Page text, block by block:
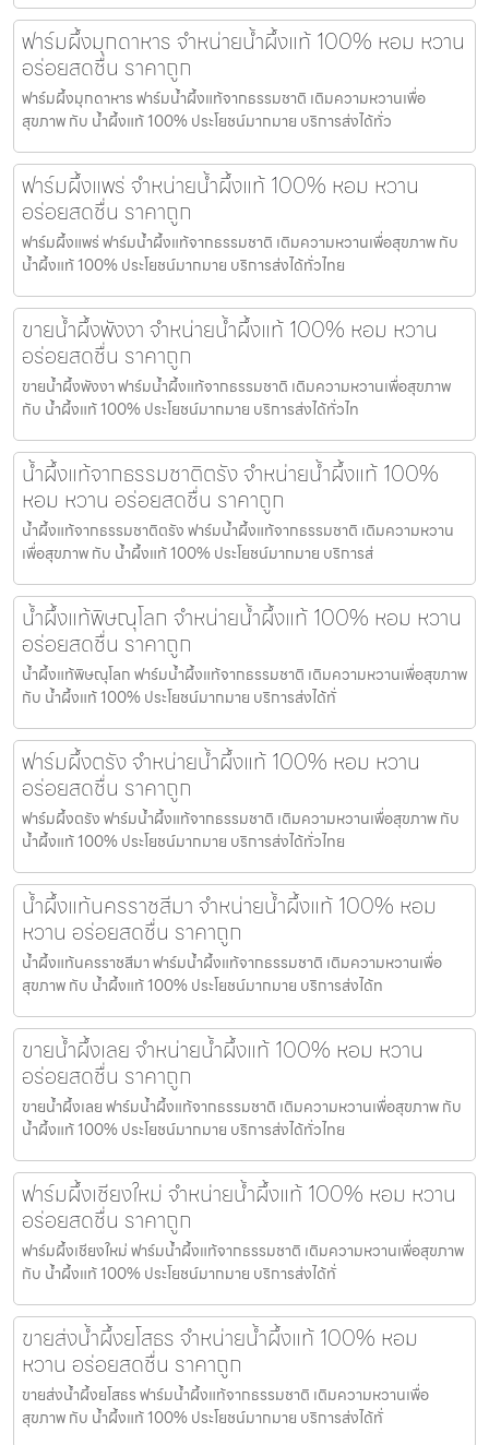
ฟาร์มผึ้งมุกดาหาร จำหน่ายน้ำผึ้งแท้ 100% หอม หวาน
อร่อยสดชื่น ราคาถูก
ฟาร์มผึ้งมุกดาหาร ฟาร์มน้ำผึ้งแท้จากธรรมชาติ เติมความหวานเพื่อ
สุขภาพ กับ น้ำผึ้งแท้ 100% ประโยชน์มากมาย บริการส่งได้ทั่ว
ฟาร์มผึ้งแพร่ จำหน่ายน้ำผึ้งแท้ 100% หอม หวาน
อร่อยสดชื่น ราคาถูก
ฟาร์มผึ้งแพร่ ฟาร์มน้ำผึ้งแท้จากธรรมชาติ เติมความหวานเพื่อสุขภาพ กับ
น้ำผึ้งแท้ 100% ประโยชน์มากมาย บริการส่งได้ทั่วไทย
ขายน้ำผึ้งพังงา จำหน่ายน้ำผึ้งแท้ 100% หอม หวาน
อร่อยสดชื่น ราคาถูก
ขายน้ำผึ้งพังงา ฟาร์มน้ำผึ้งแท้จากธรรมชาติ เติมความหวานเพื่อสุขภาพ
กับ น้ำผึ้งแท้ 100% ประโยชน์มากมาย บริการส่งได้ทั่วไท
น้ำผึ้งแท้จากธรรมชาติตรัง จำหน่ายน้ำผึ้งแท้ 100%
หอม หวาน อร่อยสดชื่น ราคาถูก
น้ำผึ้งแท้จากธรรมชาติตรัง ฟาร์มน้ำผึ้งแท้จากธรรมชาติ เติมความหวาน
เพื่อสุขภาพ กับ น้ำผึ้งแท้ 100% ประโยชน์มากมาย บริการส่
น้ำผึ้งแท้พิษณุโลก จำหน่ายน้ำผึ้งแท้ 100% หอม หวาน
อร่อยสดชื่น ราคาถูก
น้ำผึ้งแท้พิษณุโลก ฟาร์มน้ำผึ้งแท้จากธรรมชาติ เติมความหวานเพื่อสุขภาพ
กับ น้ำผึ้งแท้ 100% ประโยชน์มากมาย บริการส่งได้ทั่
ฟาร์มผึ้งตรัง จำหน่ายน้ำผึ้งแท้ 100% หอม หวาน
อร่อยสดชื่น ราคาถูก
ฟาร์มผึ้งตรัง ฟาร์มน้ำผึ้งแท้จากธรรมชาติ เติมความหวานเพื่อสุขภาพ กับ
น้ำผึ้งแท้ 100% ประโยชน์มากมาย บริการส่งได้ทั่วไทย
น้ำผึ้งแท้นครราชสีมา จำหน่ายน้ำผึ้งแท้ 100% หอม
หวาน อร่อยสดชื่น ราคาถูก
น้ำผึ้งแท้นครราชสีมา ฟาร์มน้ำผึ้งแท้จากธรรมชาติ เติมความหวานเพื่อ
สุขภาพ กับ น้ำผึ้งแท้ 100% ประโยชน์มากมาย บริการส่งได้ท
ขายน้ำผึ้งเลย จำหน่ายน้ำผึ้งแท้ 100% หอม หวาน
อร่อยสดชื่น ราคาถูก
ขายน้ำผึ้งเลย ฟาร์มน้ำผึ้งแท้จากธรรมชาติ เติมความหวานเพื่อสุขภาพ กับ
น้ำผึ้งแท้ 100% ประโยชน์มากมาย บริการส่งได้ทั่วไทย
ฟาร์มผึ้งเชียงใหม่ จำหน่ายน้ำผึ้งแท้ 100% หอม หวาน
อร่อยสดชื่น ราคาถูก
ฟาร์มผึ้งเชียงใหม่ ฟาร์มน้ำผึ้งแท้จากธรรมชาติ เติมความหวานเพื่อสุขภาพ
กับ น้ำผึ้งแท้ 100% ประโยชน์มากมาย บริการส่งได้ทั่
ขายส่งน้ำผึ้งยโสธร จำหน่ายน้ำผึ้งแท้ 100% หอม
หวาน อร่อยสดชื่น ราคาถูก
ขายส่งน้ำผึ้งยโสธร ฟาร์มน้ำผึ้งแท้จากธรรมชาติ เติมความหวานเพื่อ
สุขภาพ กับ น้ำผึ้งแท้ 100% ประโยชน์มากมาย บริการส่งได้ทั่